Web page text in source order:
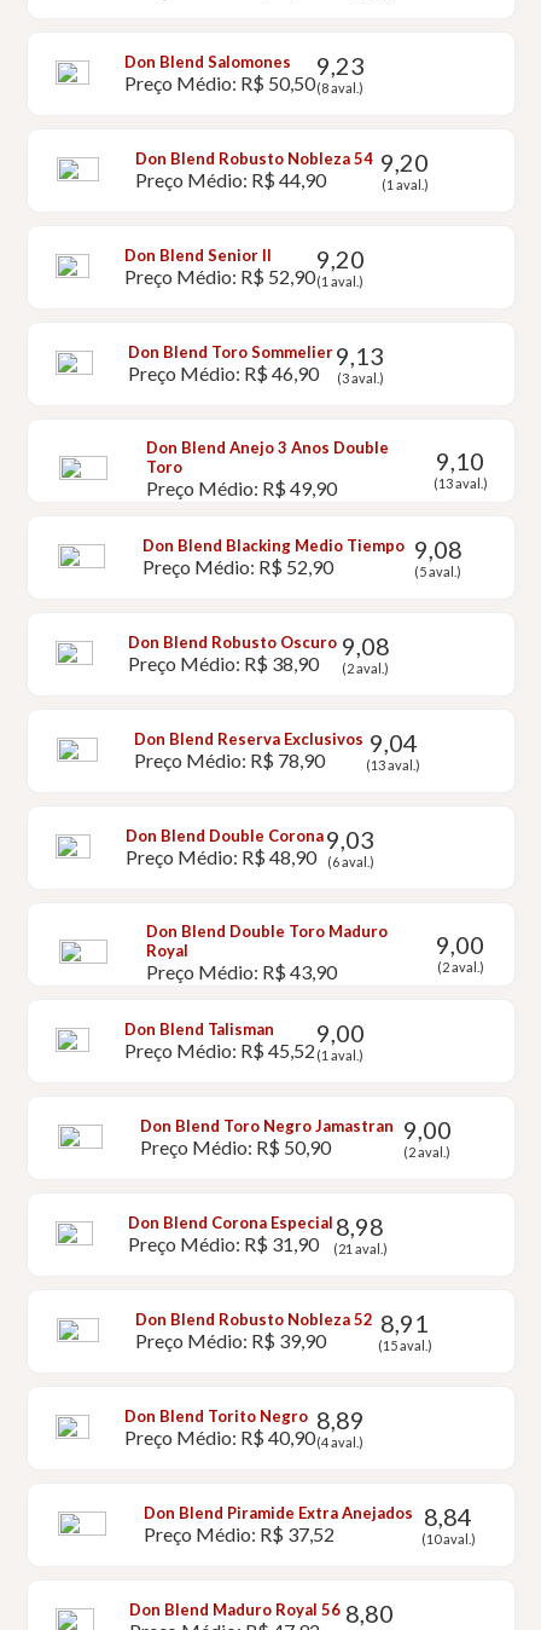
Don Blend Salomones
Preço Médio: R$ 50,50
9,23
(8 aval.)
Don Blend Robusto Nobleza 54
Preço Médio: R$ 44,90
9,20
(1 aval.)
Don Blend Senior II
Preço Médio: R$ 52,90
9,20
(1 aval.)
Don Blend Toro Sommelier
Preço Médio: R$ 46,90
9,13
(3 aval.)
Don Blend Anejo 3 Anos Double
Toro
Preço Médio: R$ 49,90
9,10
(13 aval.)
Don Blend Blacking Medio Tiempo
Preço Médio: R$ 52,90
9,08
(5 aval.)
Don Blend Robusto Oscuro
Preço Médio: R$ 38,90
9,08
(2 aval.)
Don Blend Reserva Exclusivos
Preço Médio: R$ 78,90
9,04
(13 aval.)
Don Blend Double Corona
Preço Médio: R$ 48,90
9,03
(6 aval.)
Don Blend Double Toro Maduro
Royal
Preço Médio: R$ 43,90
9,00
(2 aval.)
Don Blend Talisman
Preço Médio: R$ 45,52
9,00
(1 aval.)
Don Blend Toro Negro Jamastran
Preço Médio: R$ 50,90
9,00
(2 aval.)
Don Blend Corona Especial
Preço Médio: R$ 31,90
8,98
(21 aval.)
Don Blend Robusto Nobleza 52
Preço Médio: R$ 39,90
8,91
(15 aval.)
Don Blend Torito Negro
Preço Médio: R$ 40,90
8,89
(4 aval.)
Don Blend Piramide Extra Anejados
Preço Médio: R$ 37,52
8,84
(10 aval.)
Don Blend Maduro Royal 56 8,80